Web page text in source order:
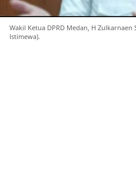
Wakil Ketua DPRD Medan, H Zulkarnaen
Istimewa).